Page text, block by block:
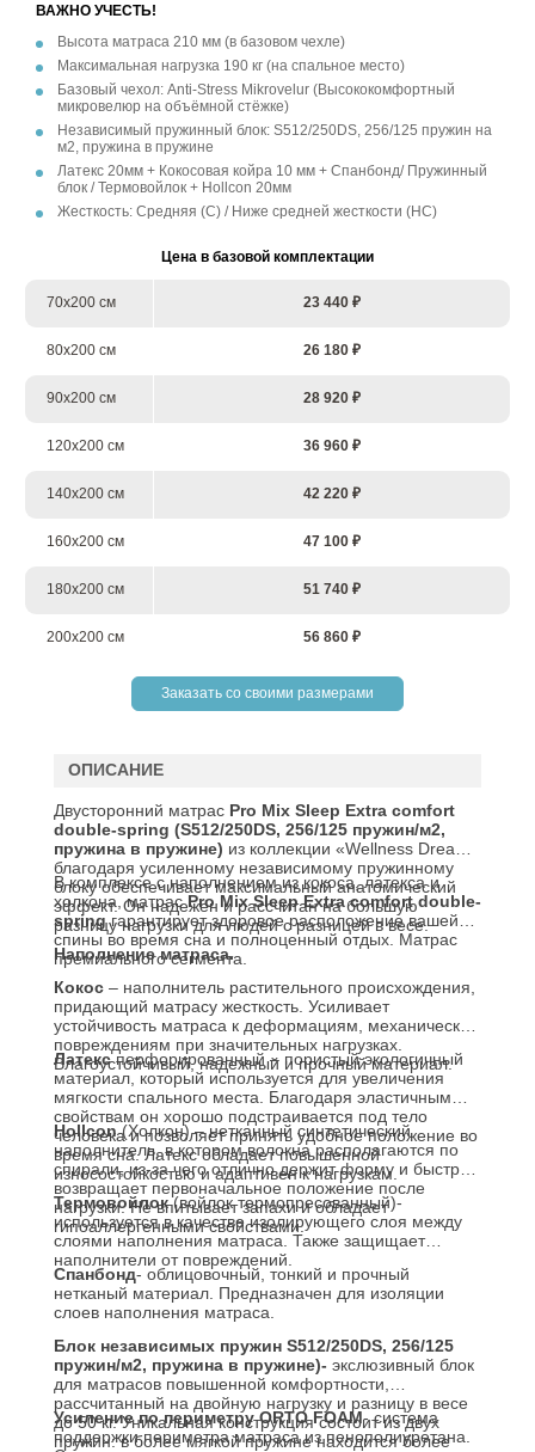
ВАЖНО УЧЕСТЬ!
Высота матраса 210 мм (в базовом чехле)
Максимальная нагрузка 190 кг (на спальное место)
Базовый чехол: Anti-Stress Mikrovelur (Высококомфортный
микровелюр на объёмной стёжке)
Независимый пружинный блок: S512/250DS, 256/125 пружин на
м2, пружина в пружине
Латекс 20мм + Кокосовая койра 10 мм + Спанбонд/ Пружинный
блок / Термовойлок + Hollcon 20мм
Жесткость: Средняя (С) / Ниже средней жесткости (НС)
Цена в базовой комплектации
70х200 см 23 440 ₽
80х200 см 26 180 ₽
90х200 см 28 920 ₽
120х200 см 36 960 ₽
140х200 см 42 220 ₽
160х200 см 47 100 ₽
180х200 см 51 740 ₽
200х200 см 56 860 ₽
Заказать со своими размерами
ОПИСАНИЕ
Двусторонний матрас Pro Mix Sleep Extra comfort
double-spring (S512/250DS, 256/125 пружин/м2,
пружина в пружине) из коллекции «Wellness Dream»
благодаря усиленному независимому пружинному
блоку обеспечивает максимальный анатомический
эффект. Он надежен и рассчитан на большую
разницу нагрузки для людей с разницей в весе.
В комплексе с наполнением из кокоса, латекса и
холкона, матрасPro Mix Sleep Extra comfort double-
springгарантирует здоровое расположение вашей
спины во время сна и полноценный отдых. Матрас
премиального сегмента.
Наполнение матраса.
Кокос – наполнитель растительного происхождения,
придающий матрасу жесткость. Усиливает
устойчивость матраса к деформациям, механическим
повреждениям при значительных нагрузках.
Влагоустойчивый, надежный и прочный материал.
Латексперфорированный – пористый экологичный
материал, который используется для увеличения
мягкости спального места. Благодаря эластичным
свойствам он хорошо подстраивается под тело
человека и позволяет принять удобное положение во
время сна. Латекс обладает повышенной
износостойкостью и адаптивен к нагрузкам.
Hollcon(Холкон) – нетканный синтетический
наполнитель, в котором волокна располагаются по
спирали, из-за чего отлично держит форму и быстро
возвращает первоначальное положение после
нагрузки. Не впитывает запахи и обладает
гипоаллергенными свойствами.
Термовойлок(войлок термопресованный)-
используется в качестве изолирующего слоя между
слоями наполнения матраса. Также защищает
наполнители от повреждений.
Спанбонд- облицовочный, тонкий и прочный
нетканый материал. Предназначен для изоляции
слоев наполнения матраса.
Блок независимых пружин S512/250DS, 256/125
пружин/м2, пружина в пружине)- экслюзивный блок
для матрасов повышенной комфортности,
рассчитанный на двойную нагрузку и разницу в весе
до 50 кг. Уникальная конструкция состоит из двух
пружин: в более мягкой пружине находится более
Усиление по периметру ORTO FOAM- система
поддержки периметра матраса из пенополиуретана.